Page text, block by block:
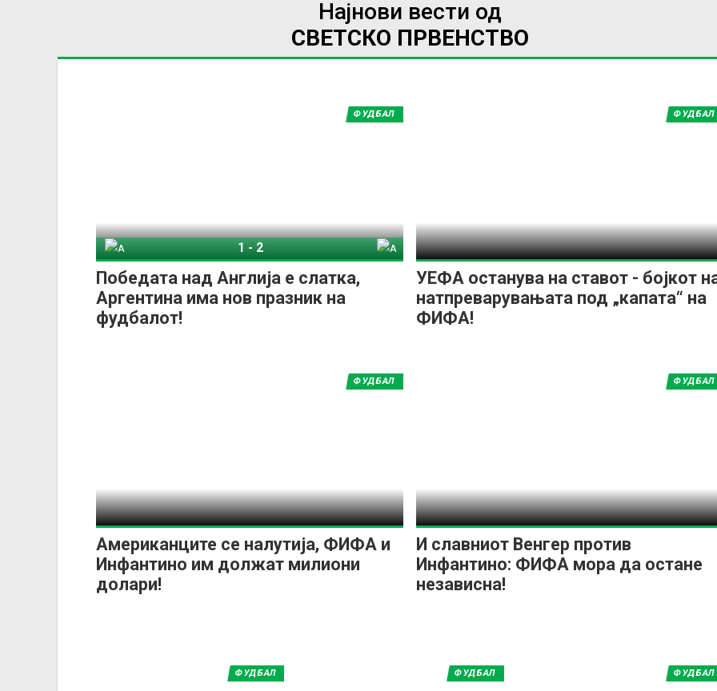
Најнови вести од
СВЕТСКО ПРВЕНСТВО
Победата над Англија е слатка,
Аргентина има нов празник на
фудбалот!
ФУДБАЛ
1-2
УЕФА останува на ставот - бојкот
натпреварувањата под „капата“ на
ФИФА!
ФУДБАЛ
Американците се налутија, ФИФА и
Инфантино им должат милиони
долари!
ФУДБАЛ
И славниот Венгер против
Инфантино: ФИФА мора да остане
независна!
ФУДБАЛ
ФУДБАЛ ФУДБАЛ ФУДБАЛ